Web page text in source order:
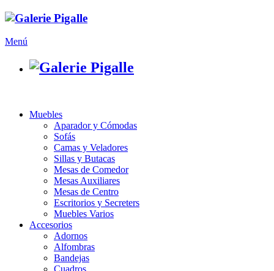
Menú
Muebles
Aparador y Cómodas
Sofás
Camas y Veladores
Sillas y Butacas
Mesas de Comedor
Mesas Auxiliares
Mesas de Centro
Escritorios y Secreters
Muebles Varios
Accesorios
Adornos
Alfombras
Bandejas